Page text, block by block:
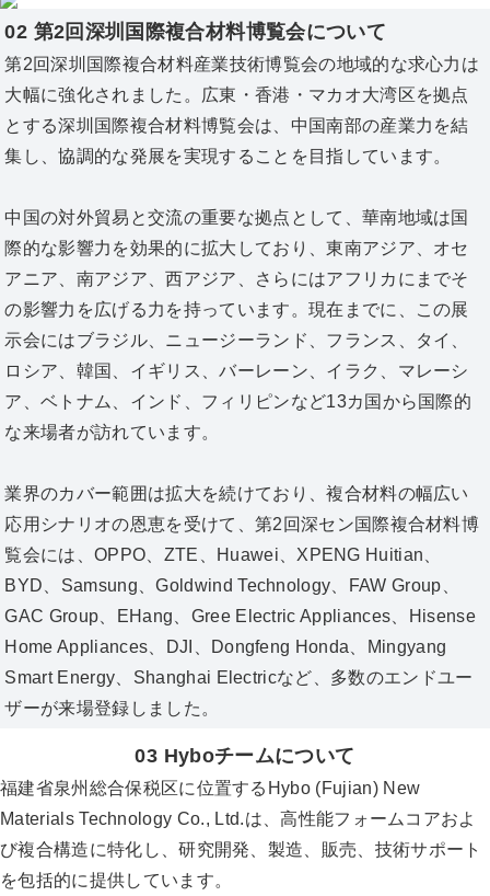
02 第2回深圳国際複合材料博覧会について
第2回深圳国際複合材料産業技術博覧会の地域的な求心力は
大幅に強化されました。広東・香港・マカオ大湾区を拠点
とする深圳国際複合材料博覧会は、中国南部の産業力を結
集し、協調的な発展を実現することを目指しています。
中国の対外貿易と交流の重要な拠点として、華南地域は国
際的な影響力を効果的に拡大しており、東南アジア、オセ
アニア、南アジア、西アジア、さらにはアフリカにまでそ
の影響力を広げる力を持っています。現在までに、この展
示会にはブラジル、ニュージーランド、フランス、タイ、
ロシア、韓国、イギリス、バーレーン、イラク、マレーシ
ア、ベトナム、インド、フィリピンなど13カ国から国際的
な来場者が訪れています。
業界のカバー範囲は拡大を続けており、複合材料の幅広い
応用シナリオの恩恵を受けて、第2回深セン国際複合材料博
覧会には、OPPO、ZTE、Huawei、XPENG Huitian、
BYD、Samsung、Goldwind Technology、FAW Group、
GAC Group、EHang、Gree Electric Appliances、Hisense
Home Appliances、DJI、Dongfeng Honda、Mingyang
Smart Energy、Shanghai Electricなど、多数のエンドユー
ザーが来場登録しました。
03 Hyboチームについて
福建省泉州総合保税区に位置するHybo (Fujian) New
Materials Technology Co., Ltd.は、高性能フォームコアおよ
び複合構造に特化し、研究開発、製造、販売、技術サポート
を包括的に提供しています。